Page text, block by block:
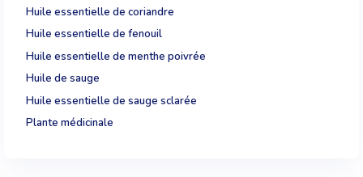
Huile essentielle de coriandre
Huile essentielle de fenouil
Huile essentielle de menthe poivrée
Huile de sauge
Huile essentielle de sauge sclarée
Plante médicinale